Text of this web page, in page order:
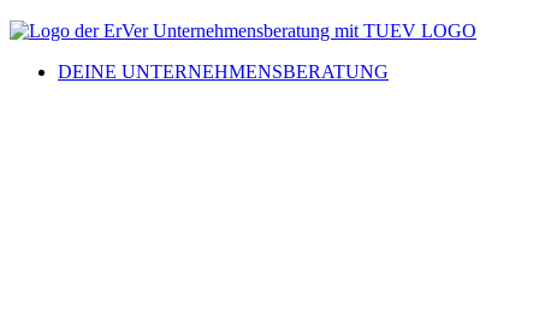
DEINE UNTERNEHMENSBERATUNG